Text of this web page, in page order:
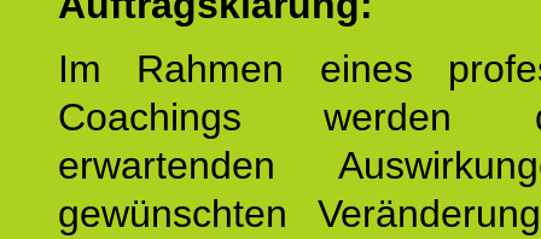
Im Rahmen eines
Coachings
erwartenden
gewünschten